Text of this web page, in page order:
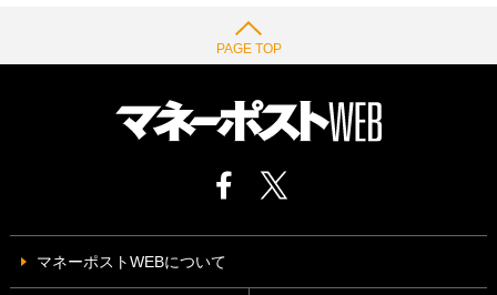
PAGE TOP
マネーポストWEBについて